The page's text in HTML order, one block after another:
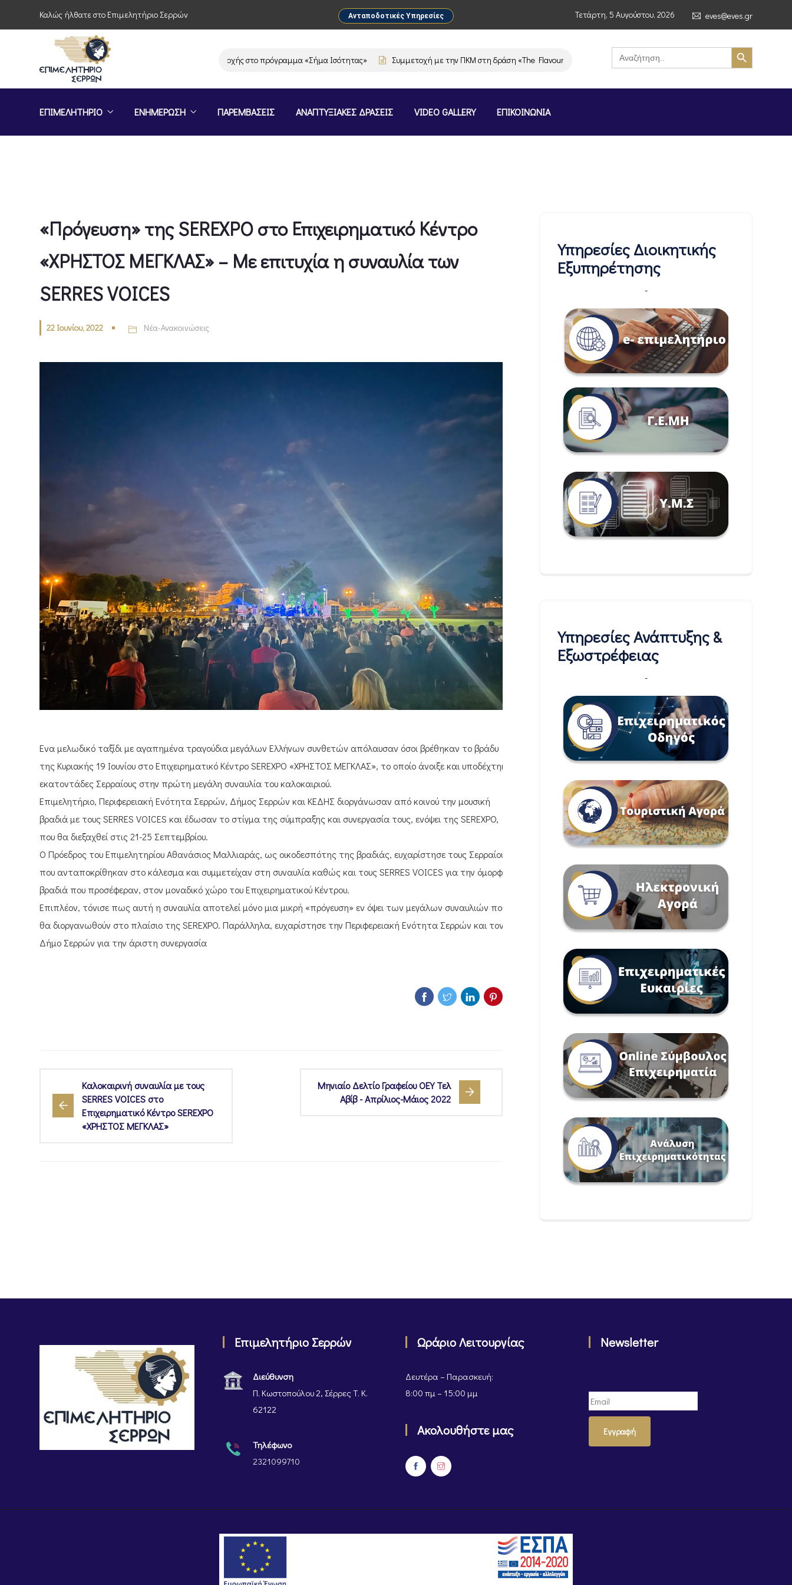
Καλώς ήλθατε στο Επιμελητήριο Σερρών Ανταποδοτικές Υπηρεσίες Τετάρτη, 5 Αυγούστου, 2026 eves@eves.gr
Πρόσκληση συμμετοχής στο πρόγραμμα «Σήμα Ισότητας» Συμμετοχή με την ΠΚΜ στη δράση «The Flavours of Greece Stockholm Greek Month» (4–7/11/2026, Στοκχόλμη)
Search
for:
Search Button
ΕΠΙΜΕΛΗΤΗΡΙΟ ΕΝΗΜΕΡΩΣΗ ΠΑΡΕΜΒΑΣΕΙΣ ΑΝΑΠΤΥΞΙΑΚΕΣ ΔΡΑΣΕΙΣ VIDEO GALLERY ΕΠΙΚΟΙΝΩΝΙΑ
«Πρόγευση» της SEREXPO στο Επιχειρηματικό Κέντρο
«ΧΡΗΣΤΟΣ ΜΕΓΚΛΑΣ» – Με επιτυχία η συναυλία των
SERRES VOICES
22 Ιουνίου, 2022 Νέα-Ανακοινώσεις
Ένα μελωδικό ταξίδι με αγαπημένα τραγούδια μεγάλων Ελλήνων συνθετών απόλαυσαν όσοι βρέθηκαν το βράδυ
της Κυριακής 19 Ιουνίου στο Επιχειρηματικό Κέντρο SEREXPO «ΧΡΗΣΤΟΣ ΜΕΓΚΛΑΣ», το οποίο άνοιξε και υποδέχτηκε
εκατοντάδες Σερραίους στην πρώτη μεγάλη συναυλία του καλοκαιριού.
Επιμελητήριο, Περιφερειακή Ενότητα Σερρών, Δήμος Σερρών και ΚΕΔΗΣ διοργάνωσαν από κοινού την μουσική
βραδιά με τους SERRES VOICES και έδωσαν το στίγμα της σύμπραξης και συνεργασία τους, ενόψει της SEREXPO,
που θα διεξαχθεί στις 21-25 Σεπτεμβρίου.
Ο Πρόεδρος του Επιμελητηρίου Αθανάσιος Μαλλιαράς, ως οικοδεσπότης της βραδιάς, ευχαρίστησε τους Σερραίους
που ανταποκρίθηκαν στο κάλεσμα και συμμετείχαν στη συναυλία καθώς και τους SERRES VOICES για την όμορφη
βραδιά που προσέφεραν, στον μοναδικό χώρο του Επιχειρηματικού Κέντρου.
Επιπλέον, τόνισε πως αυτή η συναυλία αποτελεί μόνο μια μικρή «πρόγευση» εν όψει των μεγάλων συναυλιών που
θα διοργανωθούν στο πλαίσιο της SEREXPO. Παράλληλα, ευχαρίστησε την Περιφερειακή Ενότητα Σερρών και τον
Δήμο Σερρών για την άριστη συνεργασία
Καλοκαιρινή συναυλία με τους
SERRES VOICES στο
Επιχειρηματικό Κέντρο SEREXPO
«ΧΡΗΣΤΟΣ ΜΕΓΚΛΑΣ»
Μηνιαίο Δελτίο Γραφείου ΟΕΥ Τελ
Αβίβ - Απρίλιος-Μάιος 2022
Υπηρεσίες Διοικητικής
Εξυπηρέτησης
-
Υπηρεσίες Ανάπτυξης &
Εξωστρέφειας
-
Επιμελητήριο Σερρών
Διεύθυνση
Π. Κωστοπούλου 2, Σέρρες Τ. Κ.
62122
Τηλέφωνο
2321099710
Ωράριο Λειτουργίας
Δευτέρα – Παρασκευή:
8:00 πμ – 15:00 μμ
Ακολουθήστε μας
Newsletter
Εγγραφή